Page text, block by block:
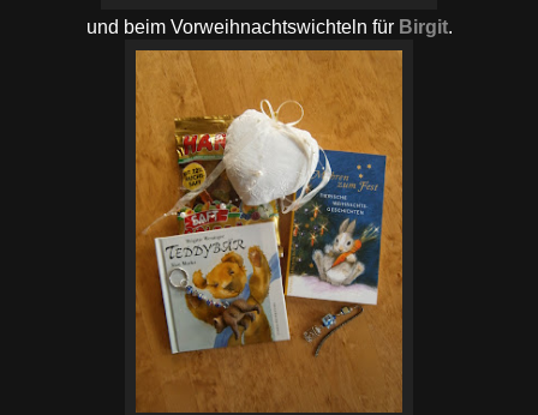
und beim Vorweihnachtswichteln fürBirgit.